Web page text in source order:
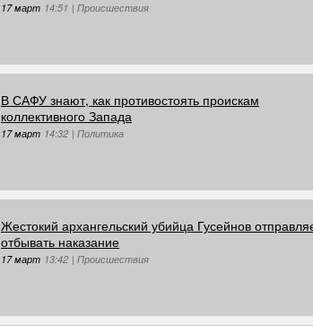
17 март 14:51 | Происшествия
В САФУ знают, как противостоять проискам
коллективного Запада
17 март 14:32 | Политика
Жестокий архангельский убийца Гусейнов
отбывать наказание
17 март 13:42 | Происшествия